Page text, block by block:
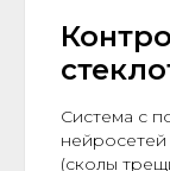
Система с
нейросетей
(сколы